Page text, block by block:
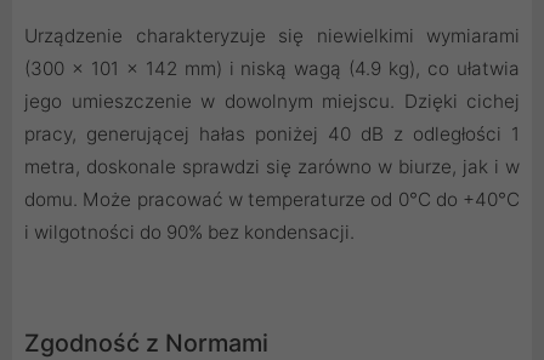
Urządzenie charakteryzuje się niewielkimi wymiarami
(300 x 101 x 142 mm) i niską wagą (4.9 kg), co ułatwia
jego umieszczenie w dowolnym miejscu. Dzięki cichej
pracy, generującej hałas poniżej 40 dB z odległości 1
metra, doskonale sprawdzi się zarówno w biurze, jak i w
domu. Może pracować w temperaturze od 0°C do +40°C
i wilgotności do 90% bez kondensacji.
Zgodność z Normami